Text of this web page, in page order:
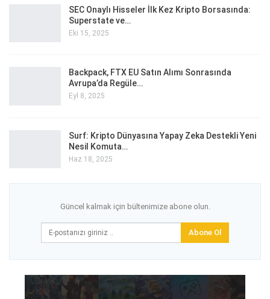
SEC Onaylı Hisseler İlk Kez Kripto Borsasında:
Superstate ve…
Eki 15, 2025
Backpack, FTX EU Satın Alımı Sonrasında
Avrupa’da Regüle…
Eyl 8, 2025
Surf: Kripto Dünyasına Yapay Zeka Destekli Yeni
Nesil Komuta…
Haz 18, 2025
Güncel kalmak için bültenimize abone olun.
Abone Ol